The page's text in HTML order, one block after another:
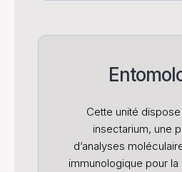
Cette unité dispose
insectarium, une
d’analyses
immunologique pour